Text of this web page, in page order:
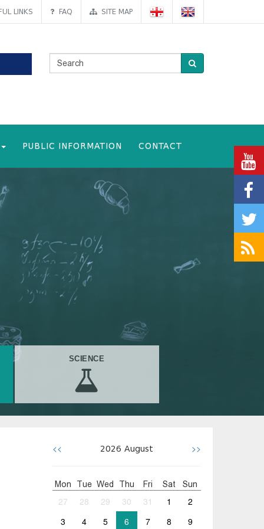
LINKS FAQ SITE MAP
PUBLIC INFORMATION CONTACT
SCIENCE
<< 2026 August >>
Mon Tue Wed Thu Fri Sat Sun
27 28 29 30 31 1
2
3
4 5 6 7 8
9